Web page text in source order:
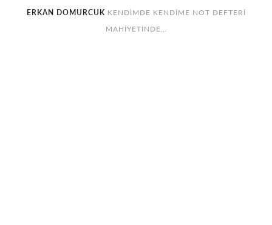
ERKAN DOMURCUK KENDIMDE KENDIME NOT DEFTERI
MAHIYETINDE…